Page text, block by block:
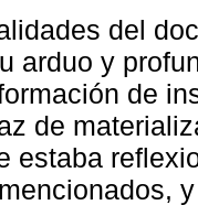
del
arduo y
de
de
estaba